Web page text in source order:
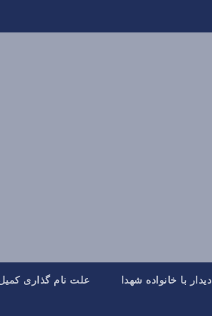
دیدار با خانواده شهدا علت نام گذاری